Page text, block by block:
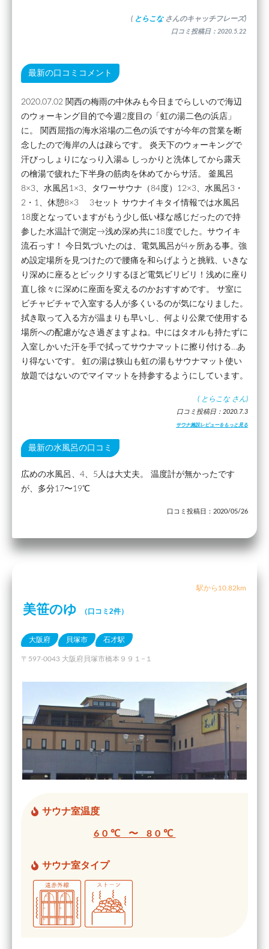
( とらこな さんのキャッチフレーズ)
口コミ投稿日：2020.5.22
最新の口コミコメント
2020.07.02 関西の梅雨の中休みも今日までらしいので海辺
のウォーキング目的で今週2度目の「虹の湯二色の浜店」
に。 関西屈指の海水浴場の二色の浜ですが今年の営業を断
念したので海岸の人は疎らです。 炎天下のウォーキングで
汗びっしょりになっり入湯♨️ しっかりと洗体してから露天
の檜湯で疲れた下半身の筋肉を休めてからサ活。 釜風呂
8×3、水風呂1×3、タワーサウナ（84度）12×3、水風呂3・
2・1、休憩8×3 3セット サウナイキタイ情報では水風呂
18度となっていますがもう少し低い様な感じだったので持
参した水温計で測定→浅め深め共に18度でした。サウイキ
流石っす！ 今日気づいたのは、電気風呂が4ヶ所ある事。強
め設定場所を見つけたので腰痛を和らげようと挑戦、いきな
り深めに座るとビックリするほど電気ビリビリ！浅めに座り
直し徐々に深めに座面を変えるのかおすすめです。 サ室に
ビチャビチャで入室する人が多くいるのが気になりました。
拭き取って入る方が温まりも早いし、何より公衆で使用する
場所への配慮がなさ過ぎますよね。中にはタオルも持たずに
入室しかいた汗を手で拭ってサウナマットに擦り付ける…あ
り得ないです。 虹の湯は狭山も虹の湯もサウナマット使い
放題ではないのでマイマットを持参するようにしています。
( とらこな さん)
口コミ投稿日：2020.7.3
サウナ施設レビューをもっと見る
最新の水風呂の口コミ
広めの水風呂、4、5人は大丈夫。 温度計が無かったです
が、多分17〜19℃
口コミ投稿日：2020/05/26
駅から10.82km
美笹のゆ （口コミ2件）
大阪府 貝塚市 石才駅
〒597-0043 大阪府貝塚市橋本９９１−１
サウナ室温度
60℃ 〜 80℃
サウナ室タイプ